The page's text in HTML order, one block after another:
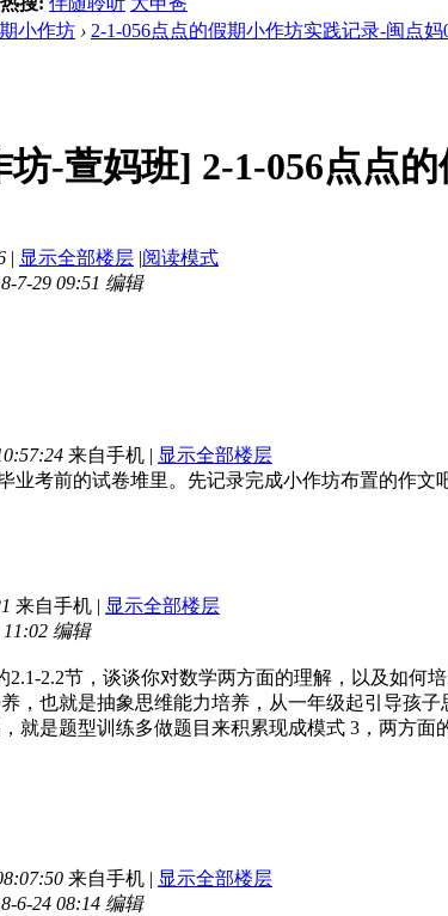
小作坊 › 2-1-056点点的假期小作坊实践记录-闽点妈
坊-萱妈班] 2-1-056点点
| 显示全部楼层 |阅读模式
7-29 09:51 编辑
来自手机 | 显示全部楼层
业考前的试卷堆里。先记录完成小作坊布置的作文
来自手机 | 显示全部楼层
编辑
2.1-2.2节，谈谈你对数学两方面的理解，以及如
，也就是抽象思维能力培养，从一年级起引导孩
就是题型训练多做题目来积累现成模式 3，两方
来自手机 | 显示全部楼层
6-24 08:14 编辑